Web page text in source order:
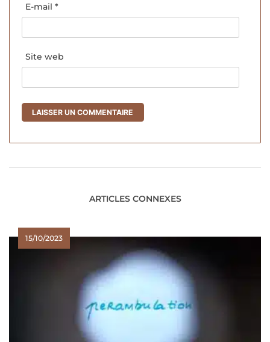
E-mail *
Site web
ARTICLES CONNEXES
15/10/2023